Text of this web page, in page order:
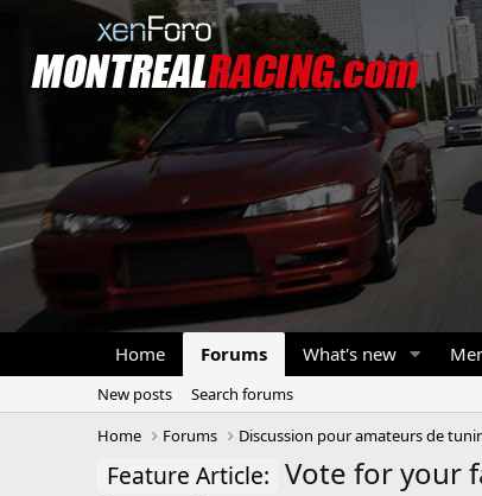
Home Forums What's new
New posts
Search forums
Home
Forums Discussion pour amateurs de
Feature Article: Vote for your